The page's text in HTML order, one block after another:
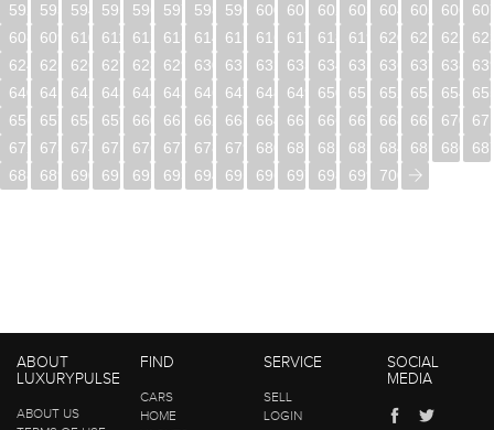
592
593 594 595 596 597 598 599 600 601 602 603 604 605 606
608
609 610 611 612 613 614 615 616 617 618 619 620 621 622
624
625 626 627 628 629 630 631 632 633 634 635 636 637 638
640
641 642 643 644 645 646 647 648 649 650 651 652 653 654
656
657 658 659 660 661 662 663 664 665 666 667 668 669 670
672
673 674 675 676 677 678 679 680 681 682 683 684 685 686
688
689 690 691 692 693 694 695 696 697 698 699 700
ABOUT
LUXURYPULSE
ABOUT US
FIND
CARS
HOME
SERVICE
SELL
LOGIN
SOCIAL
MEDIA